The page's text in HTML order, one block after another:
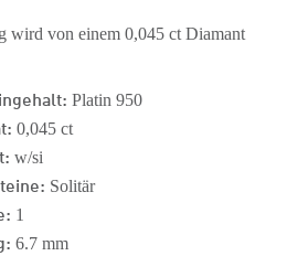
wird von einem 0,045 ct Diamant
Platin 950
0,045 ct
w/si
Solitär
1
6.7 mm